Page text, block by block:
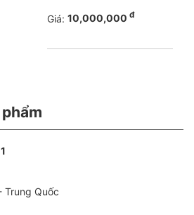
Giá: 10,000,000 đ
Trung Quốc